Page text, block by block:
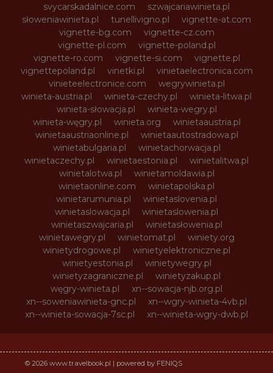
svycarskadalnice.com
szwajcariawinieta.pl
słoweniawinieta.pl
tunellivigno.pl
vignette-at.com
vignette-bg.com
vignette-cz.com
vignette-pl.com
vignette-poland.pl
vignette-ro.com
vignette-si.com
vignette.pl
vignettepoland.pl
vinetki.pl
vinietaelectronica.com
vinieteelectronice.com
wegrywinieta.pl
winieta-austria.pl
winieta-czechy.pl
winieta-litwa.pl
winieta-słowacja.pl
winieta-wegry.pl
winieta-węgry.pl
winieta.org
winietaaustria.pl
winietaaustriaonline.pl
winietaautostradowa.pl
winietabulgaria.pl
winietachorwacja.pl
winietaczechy.pl
winietaestonia.pl
winietalitwa.pl
winietalotwa.pl
winietamoldawia.pl
winietaonline.com
winietapolska.pl
winietarumunia.pl
winietaslovenia.pl
winietaslowacja.pl
winietaslowenia.pl
winietaszwajcaria.pl
winietasłowenia.pl
winietawegry.pl
winietomat.pl
winiety.org
winietydrogowe.pl
winietyelektroniczne.pl
winietyestonia.pl
winietywegry.pl
winietyzagraniczne.pl
winietyzakup.pl
węgry-winieta.pl
xn--sowacja-njb.org.pl
xn--soweniawinieta-gnc.pl
xn--wgry-winieta-4vb.pl
xn--winieta-sowacja-7sc.pl
xn--winieta-wgry-dwb.pl
© 2026 www.travelbook.pl | powered by FENIQS